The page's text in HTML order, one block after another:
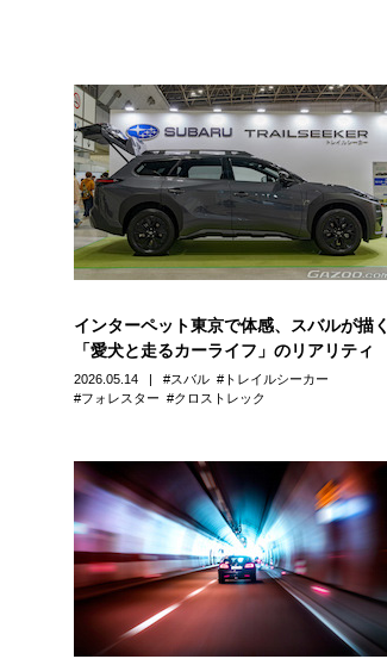
インターペット東京で体感、スバルが描く
「愛犬と走るカーライフ」のリアリティ
2026.05.14 スバル
トレイルシーカー
フォレスター
クロストレック